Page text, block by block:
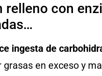
relleno con
ingesta de
grasas en exceso y